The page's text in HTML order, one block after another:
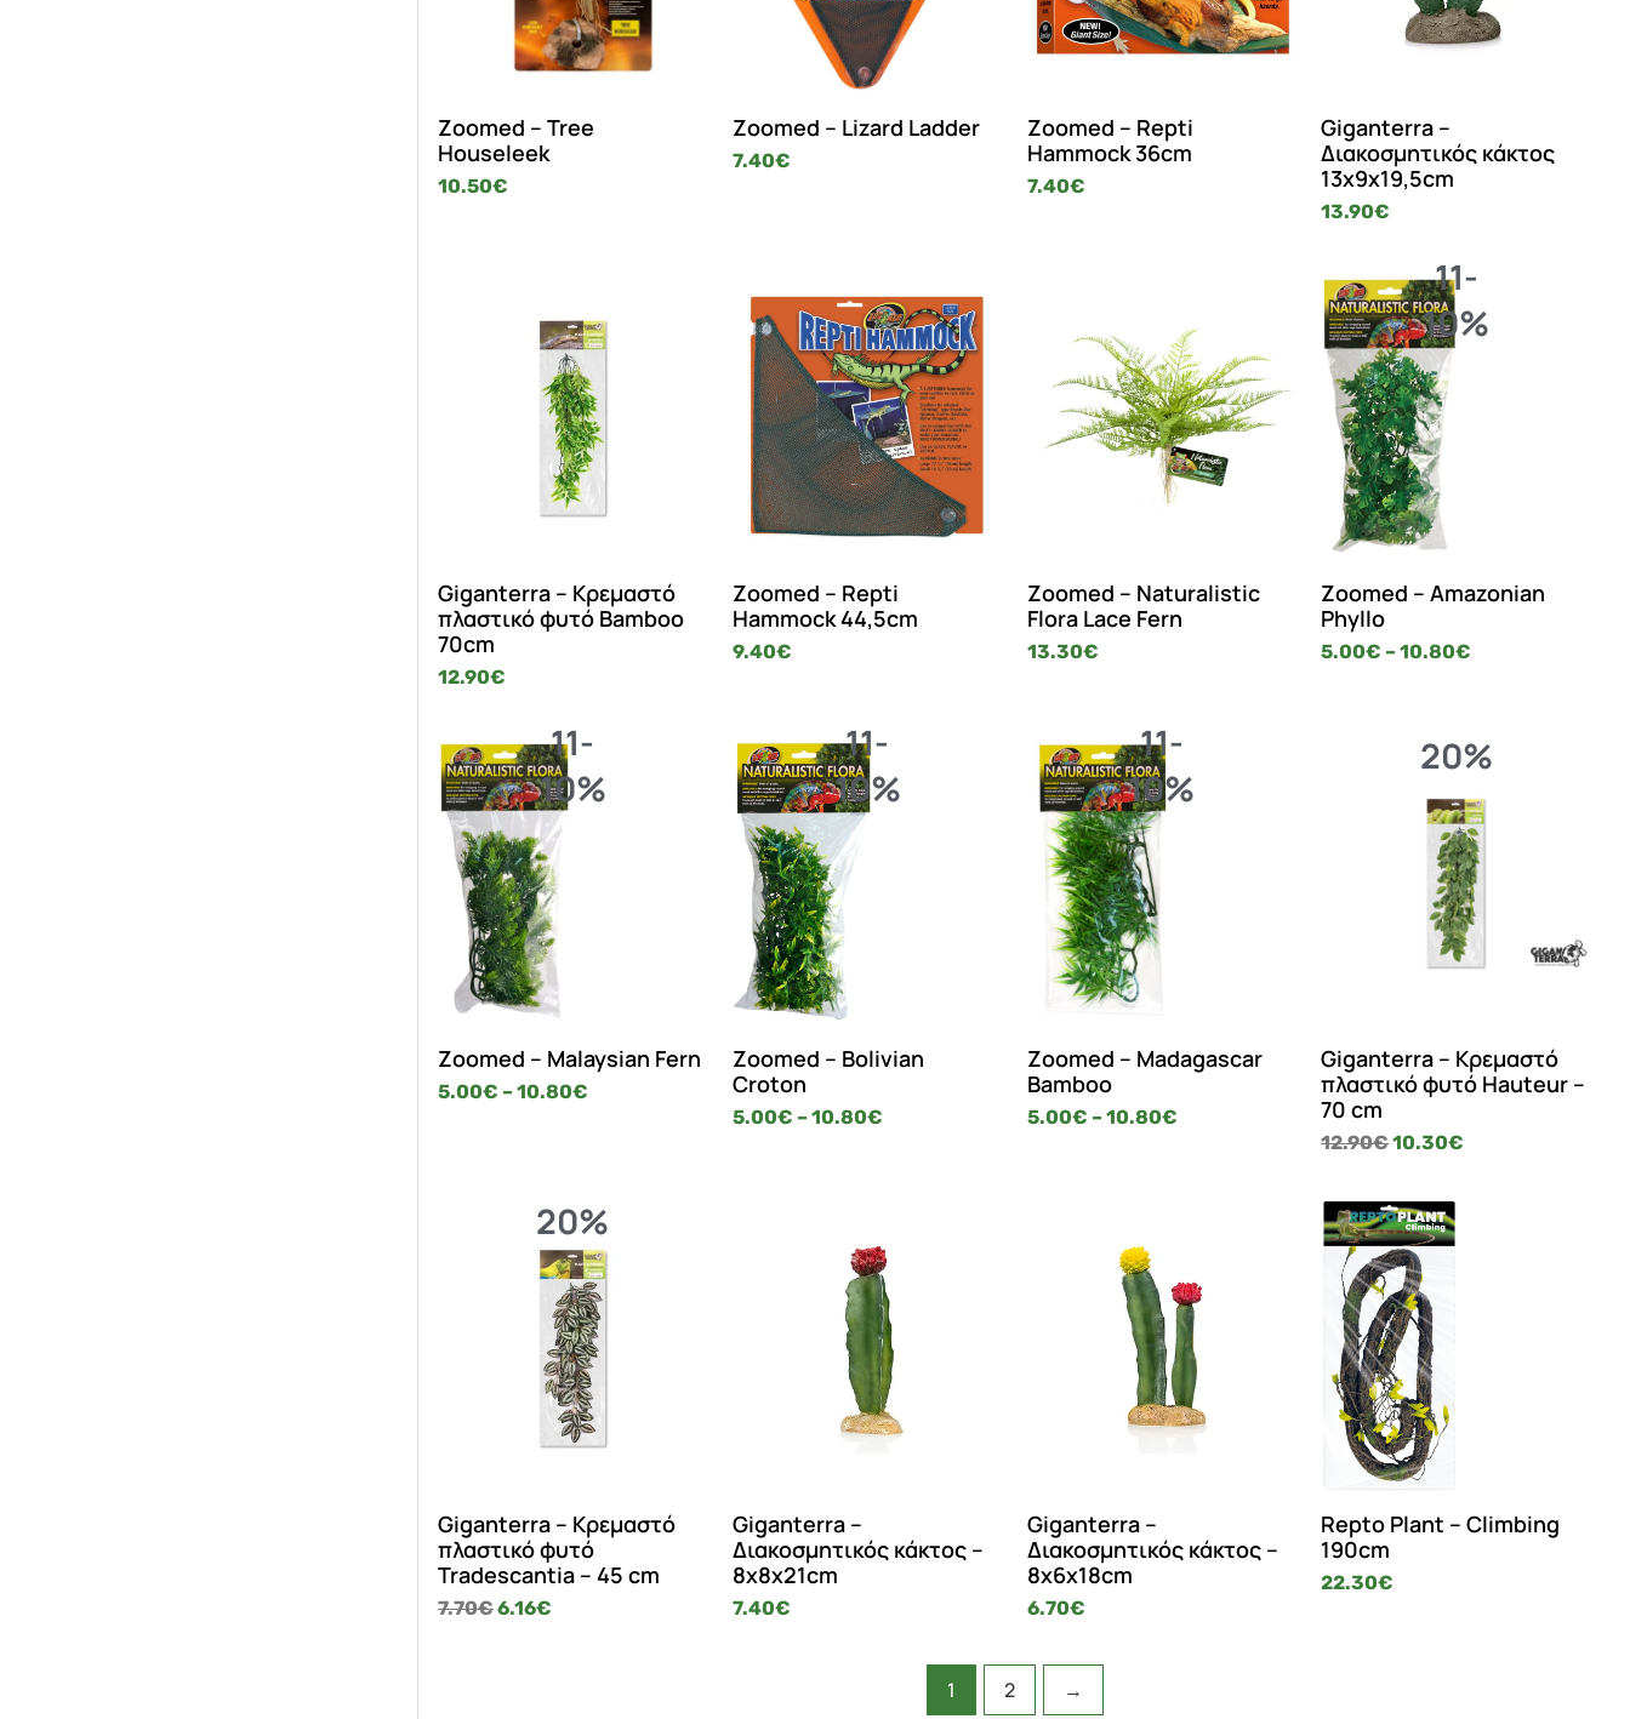
Zoomed – Tree
Houseleek
10.50€
Zoomed – Lizard Ladder
7.40€
Zoomed – Repti
Hammock 36cm
7.40€
Giganterra –
Διακοσμητικός κάκτος
13x9x19,5cm
13.90€
Giganterra – Κρεμαστό
πλαστικό φυτό Bamboo
70cm
12.90€
Zoomed – Repti
Hammock 44,5cm
9.40€
Zoomed – Naturalistic
Flora Lace Fern
13.30€
11-
10%
Zoomed – Amazonian
Phyllo
5.00€ –10.80€
11-
10%
Zoomed – Malaysian Fern
5.00€ –10.80€
11-
10%
Zoomed – Bolivian
Croton
5.00€ –10.80€
11-
10%
Zoomed – Madagascar
Bamboo
5.00€ –10.80€
20%
Giganterra – Κρεμαστό
πλαστικό φυτό Hauteur –
70 cm
12.90€10.30€
20%
Giganterra – Κρεμαστό
πλαστικό φυτό
Tradescantia – 45 cm
7.70€6.16€
Giganterra –
Διακοσμητικός κάκτος –
8x8x21cm
7.40€
Giganterra –
Διακοσμητικός κάκτος –
8x6x18cm
6.70€
Repto Plant – Climbing
190cm
22.30€
1 2 →